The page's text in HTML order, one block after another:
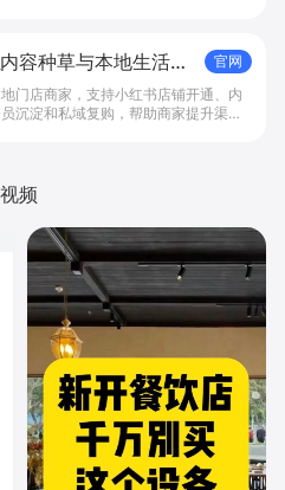
容种草与本地生活转
官网
门店商家，支持小红书店铺开通、内
沉淀和私域复购，帮助商家提升渠道
频